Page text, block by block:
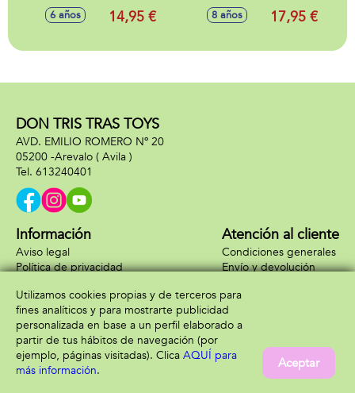
6 años 14,95 € 8 años 17,95 €
DON TRIS TRAS TOYS
AVD. EMILIO ROMERO Nº 20
05200 -Arevalo ( Avila )
613240401
Información
Aviso legal
Política de privacidad
Atención al cliente
Condiciones generales
Envío y devolución
Formas de pago
Utilizamos cookies propias y de terceros para
fines analíticos y para mostrarte publicidad
personalizada en base a un perfil elaborado a
partir de tus hábitos de navegación (por
ejemplo, páginas visitadas). Clica AQUÍ para
más información. Aceptar